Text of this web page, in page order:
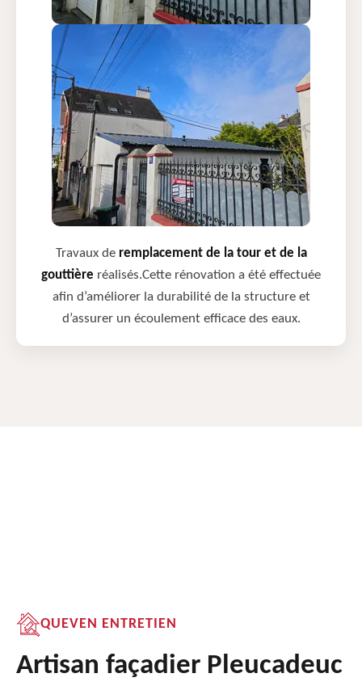
Travaux de remplacement de la tour et de la
gouttière réalisés.Cette rénovation a été effectuée
afin d’améliorer la durabilité de la structure et
d’assurer un écoulement efficace des eaux.
QUEVEN ENTRETIEN
Artisan façadier Pleucadeuc